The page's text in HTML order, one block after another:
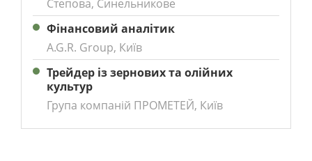
Степова, Синельникове
Фінансовий аналітик
A.G.R. Group, Київ
Трейдер із зернових та олійних
культур
Група компаній ПРОМЕТЕЙ, Київ